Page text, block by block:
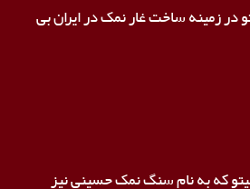
در زمینه ساخت غار نمک در ایران بی
که به نام سنگ نمک حسینی نیز